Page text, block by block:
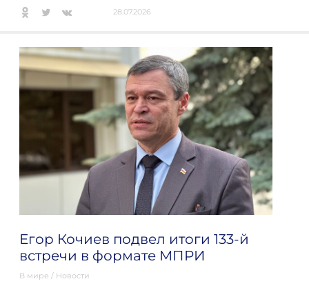
28.07.2026
Егор Кочиев подвел итоги 133-й
встречи в формате МПРИ
В мире / Новости